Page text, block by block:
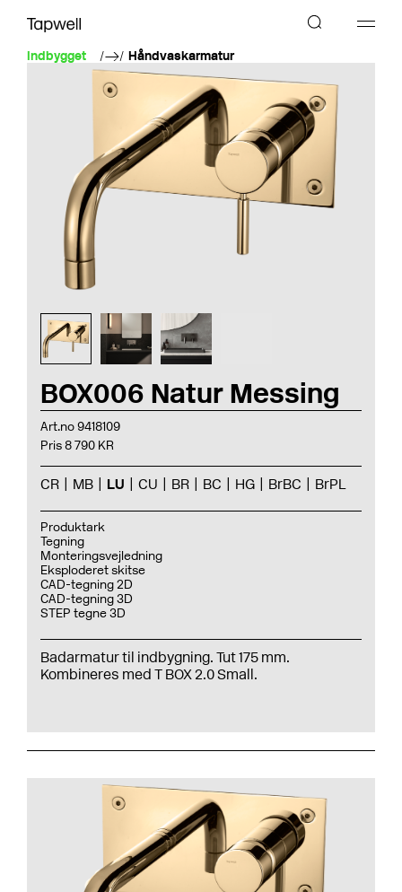
Indbygget Håndvaskarmatur
BOX006 Natur Messing
Art.no 9418109
Pris 8 790 KR
CR MB LU CU BR BC HG BrBC BrPL
Produktark
Tegning
Monteringsvejledning
Eksploderet skitse
CAD-tegning 2D
CAD-tegning 3D
STEP tegne 3D
Badarmatur til indbygning. Tut 175 mm.
Kombineres med T BOX 2.0 Small.